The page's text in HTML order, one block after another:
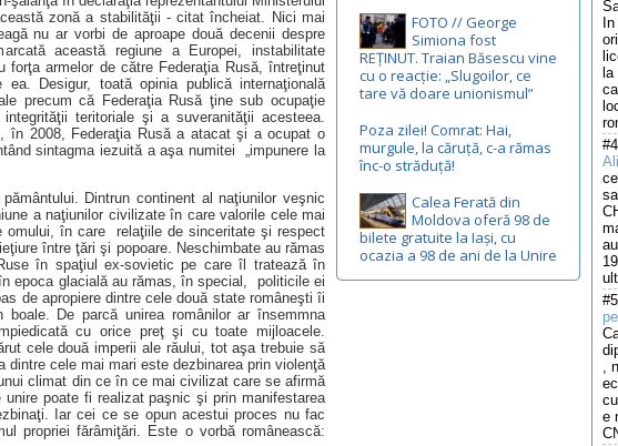
zonă a stabilităţii - citat încheiat. Nici mai
nu ar vorbi de aproape două decenii despre
această regiune a Europei, instabilitate
armelor de către Federaţia Rusă, întreţinut
Desigur, toată opinia publică internaţională
precum că Federaţia Rusă ţine sub ocupaţie
teritoriale şi a suveranităţii acesteea.
în 2008, Federaţia Rusă a atacat şi a ocupat o
sintagma iezuită a aşa numitei „impunere la
Dintrun continent al naţiunilor veşnic
a naţiunilor civilizate în care valorile cele mai
omului, în care relaţiile de sinceritate şi respect
între ţări şi popoare. Neschimbate au rămas
în spaţiul ex-sovietic pe care îl tratează în
epoca glacială au rămas, în special, politicile ei
de apropiere dintre cele două state româneşti îi
De parcă unirea românilor ar însemmna
cu orice preţ şi cu toate mijloacele.
cele două imperii ale răului, tot aşa trebuie să
cele mai mari este dezbinarea prin violenţă
climat din ce în ce mai civilizat care se afirmă
poate fi realizat paşnic şi prin manifestarea
Iar cei ce se opun acestui proces nu fac
propriei fărâmiţări. Este o vorbă românească:
#4
#5
,
e
FOTO // George
Simiona fost
REȚINUT. Traian Băsescu vine
cu o reacție: „Slugoilor, ce
tare vă doare unionismul”
Poza zilei! Comrat: Hai,
murgule, la căruță, c-a rămas
înc-o străduță!
Calea Ferată din
Moldova oferă 98 de
bilete gratuite la Iași, cu
ocazia a 98 de ani de la Unire